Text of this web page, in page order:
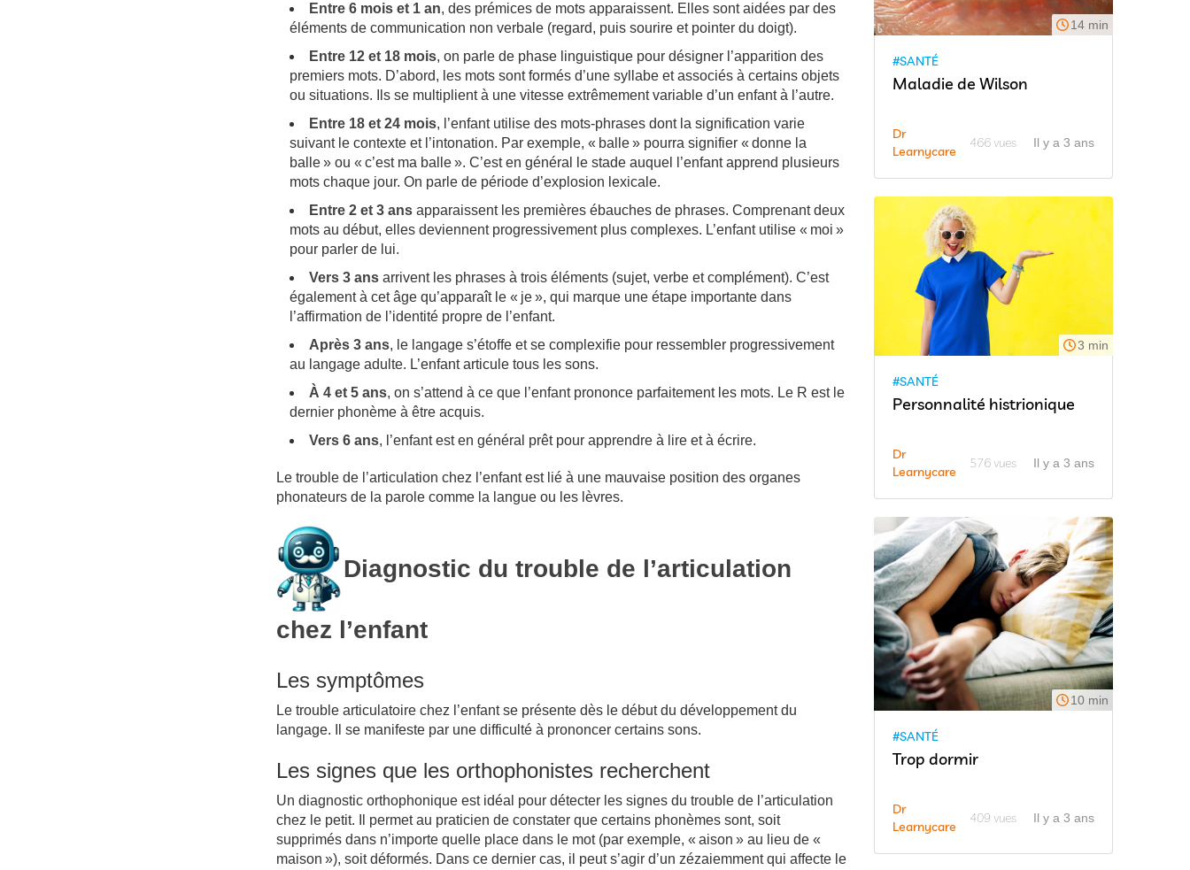
Entre 6 mois et 1 an, des prémices de mots apparaissent. Elles sont aidées par des
éléments de communication non verbale (regard, puis sourire et pointer du doigt).
Entre 12 et 18 mois, on parle de phase linguistique pour désigner l’apparition des
premiers mots. D’abord, les mots sont formés d’une syllabe et associés à certains objets
ou situations. Ils se multiplient à une vitesse extrêmement variable d’un enfant à l’autre.
Entre 18 et 24 mois, l’enfant utilise des mots-phrases dont la signification varie
suivant le contexte et l’intonation. Par exemple, « balle » pourra signifier « donne la
balle » ou « c’est ma balle ». C’est en général le stade auquel l’enfant apprend plusieurs
mots chaque jour. On parle de période d’explosion lexicale.
Entre 2 et 3 ans apparaissent les premières ébauches de phrases. Comprenant deux
mots au début, elles deviennent progressivement plus complexes. L’enfant utilise « moi »
pour parler de lui.
Vers 3 ans arrivent les phrases à trois éléments (sujet, verbe et complément). C’est
également à cet âge qu’apparaît le « je », qui marque une étape importante dans
l’affirmation de l’identité propre de l’enfant.
Après 3 ans, le langage s’étoffe et se complexifie pour ressembler progressivement
au langage adulte. L’enfant articule tous les sons.
À 4 et 5 ans, on s’attend à ce que l’enfant prononce parfaitement les mots. Le R est le
dernier phonème à être acquis.
Vers 6 ans, l’enfant est en général prêt pour apprendre à lire et à écrire.
Le trouble de l’articulation chez l’enfant est lié à une mauvaise position des organes
phonateurs de la parole comme la langue ou les lèvres.
Diagnostic du trouble de l’articulation
chez l’enfant
Les symptômes
Le trouble articulatoire chez l’enfant se présente dès le début du développement du
langage. Il se manifeste par une difficulté à prononcer certains sons.
Les signes que les orthophonistes recherchent
Un diagnostic orthophonique est idéal pour détecter les signes du trouble de l’articulation
chez le petit. Il permet au praticien de constater que certains phonèmes sont, soit
supprimés dans n’importe quelle place dans le mot (par exemple, « aison » au lieu de «
maison »), soit déformés. Dans ce dernier cas, il peut s’agir d’un zézaiemment qui affecte le
14 min
#SANTÉ
Maladie de Wilson
Dr
Learnycare
466 vues Il y a 3 ans
3 min
#SANTÉ
Personnalité histrionique
Dr
Learnycare
576 vues Il y a 3 ans
10 min
#SANTÉ
Trop dormir
Dr
Learnycare
409 vues Il y a 3 ans